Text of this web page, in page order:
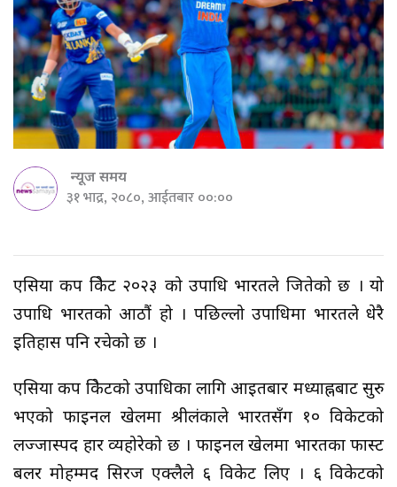
न्यूज समय
३१ भाद्र, २०८०, आईतबार ००:००
एसिया कप क्रिकेट २०२३ को उपाधि भारतले जितेको छ । यो
उपाधि भारतको आठौं हो । पछिल्लो उपाधिमा भारतले धेरै
इतिहास पनि रचेको छ ।
एसिया कप क्रिकेटको उपाधिका लागि आइतबार मध्याह्नबाट सुरु
भएको फाइनल खेलमा श्रीलंकाले भारतसँग १० विकेटको
लज्जास्पद हार व्यहोरेको छ । फाइनल खेलमा भारतका फास्ट
बलर मोहम्मद सिरज एक्लैले ६ विकेट लिए । ६ विकेटको